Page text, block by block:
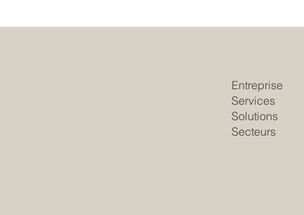
Entreprise
Services
Solutions
Secteurs